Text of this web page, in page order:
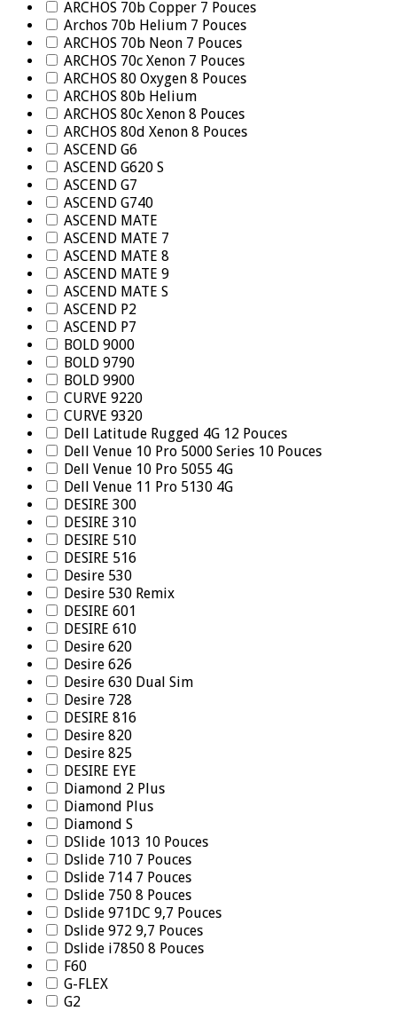
ARCHOS 70b Copper 7 Pouces
Archos 70b Helium 7 Pouces
ARCHOS 70b Neon 7 Pouces
ARCHOS 70c Xenon 7 Pouces
ARCHOS 80 Oxygen 8 Pouces
ARCHOS 80b Helium
ARCHOS 80c Xenon 8 Pouces
ARCHOS 80d Xenon 8 Pouces
ASCEND G6
ASCEND G620 S
ASCEND G7
ASCEND G740
ASCEND MATE
ASCEND MATE 7
ASCEND MATE 8
ASCEND MATE 9
ASCEND MATE S
ASCEND P2
ASCEND P7
BOLD 9000
BOLD 9790
BOLD 9900
CURVE 9220
CURVE 9320
Dell Latitude Rugged 4G 12 Pouces
Dell Venue 10 Pro 5000 Series 10 Pouces
Dell Venue 10 Pro 5055 4G
Dell Venue 11 Pro 5130 4G
DESIRE 300
DESIRE 310
DESIRE 510
DESIRE 516
Desire 530
Desire 530 Remix
DESIRE 601
DESIRE 610
Desire 620
Desire 626
Desire 630 Dual Sim
Desire 728
DESIRE 816
Desire 820
Desire 825
DESIRE EYE
Diamond 2 Plus
Diamond Plus
Diamond S
DSlide 1013 10 Pouces
Dslide 710 7 Pouces
Dslide 714 7 Pouces
Dslide 750 8 Pouces
Dslide 971DC 9,7 Pouces
Dslide 972 9,7 Pouces
Dslide i7850 8 Pouces
F60
G-FLEX
G2